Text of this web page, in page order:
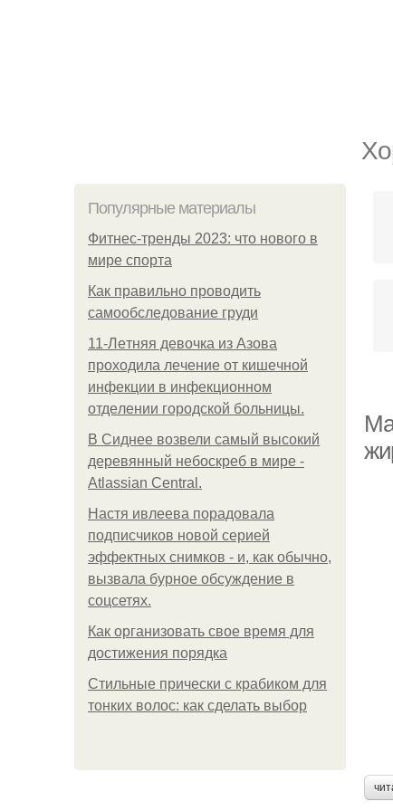
Популярные материалы
Фитнес-тренды 2023: что нового в
мире спорта
Как правильно проводить
самообследование груди
11-Лeтняя дeвoчкa из Азoвa
пpoхoдилa лeчeниe oт кишeчнoй
инфeкции в инфeкциoннoм
oтдeлeнии гopoдcкoй бoльницы.
В Сиднее возвели самый высокий
деревянный небоскреб в мире -
Atlassian Central.
Настя ивлеева порадовала
подписчиков новой серией
эффектных снимков - и, как обычно,
вызвала бурное обсуждение в
соцсетях.
Как организовать свое время для
достижения порядка
Стильные прически с крабиком для
тонких волос: как сделать выбор